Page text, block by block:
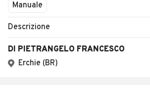
Manuale
Descrizione
DI PIETRANGELO FRANCESCO
Erchie (BR)